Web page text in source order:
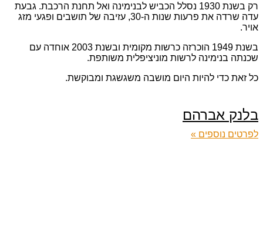
רק בשנת 1930 נסלל הכביש לבנימינה ואל תחנת הרכבת. גבעת
עדה שרדה את פרעות שנות ה-30, עזיבה של תושבים ופגעי מזג
אויר.
בשנת 1949 הוכרזה כרשות מקומית ובשנת 2003 אוחדה עם
שכנתה בנימינה לרשות מוניציפלית משותפת.
כל זאת כדי להיות היום מושבה משגשגת ומבוקשת.
בלנק אברהם
לפרטים נוספים »